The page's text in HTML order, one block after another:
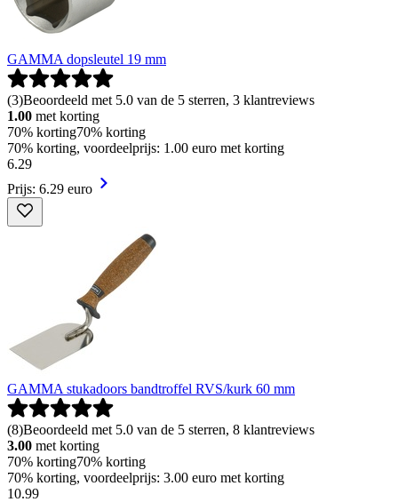
GAMMA dopsleutel 19 mm
(3)Beoordeeld met 5.0 van de 5 sterren, 3 klantreviews
1.00 met korting
70% korting70% korting
70% korting, voordeelprijs: 1.00 euro met korting
6.29
Prijs: 6.29 euro
GAMMA stukadoors bandtroffel RVS/kurk 60 mm
(8)Beoordeeld met 5.0 van de 5 sterren, 8 klantreviews
3.00 met korting
70% korting70% korting
70% korting, voordeelprijs: 3.00 euro met korting
10.99